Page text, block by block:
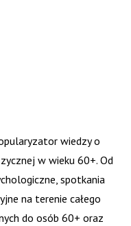
wiedzy o
w wieku 60+. Od
spotkania
na terenie całego
do osób 60+ oraz